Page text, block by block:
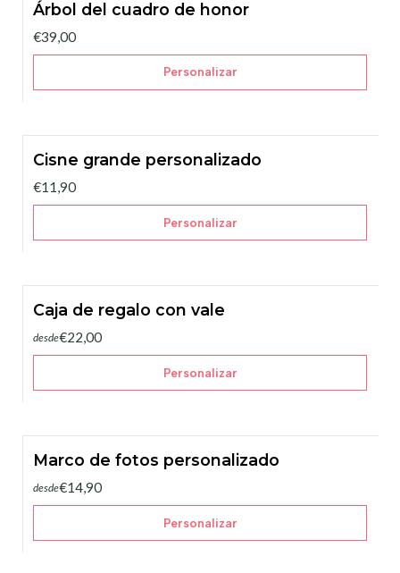
Árbol del cuadro de honor
€39,00
Personalizar
Cisne grande personalizado
€11,90
Personalizar
Caja de regalo con vale
desde€22,00
Personalizar
Marco de fotos personalizado
desde€14,90
Personalizar